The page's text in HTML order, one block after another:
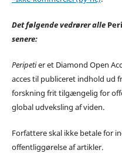
Det følgende vedrører alle
senere:
Peripetier et Diamond Open
acces til publiceret indhold ud
forskning frit tilgængelig for
global udveksling af viden.
Forfattere skal ikke betale for
offentliggørelse af artikler.